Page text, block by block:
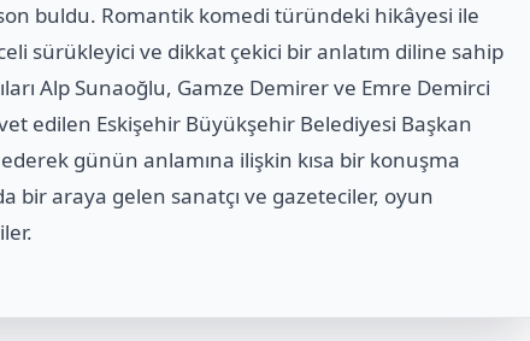
buldu. Romantik komedi türündeki hikâyesi ile
sürükleyici ve dikkat çekici bir anlatım diline sahip
Alp Sunaoğlu, Gamze Demirer ve Emre Demirci
edilen Eskişehir Büyükşehir Belediyesi Başkan
günün anlamına ilişkin kısa bir konuşma
bir araya gelen sanatçı ve gazeteciler, oyun